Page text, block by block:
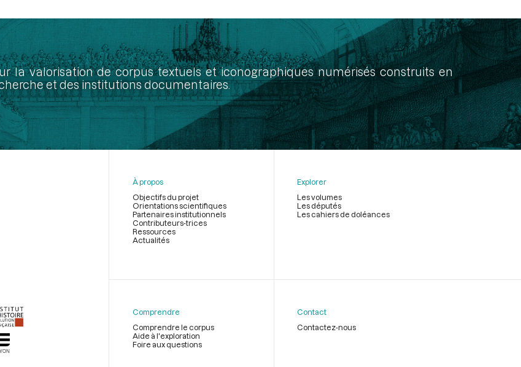
la valorisation de corpus textuels et iconographiques numérisés construits en
et des institutions documentaires.
page
À propos
Objectifs du projet
Orientations scientifiques
Partenaires institutionnels
Contributeurs-trices
Ressources
Actualités
Explorer
Les volumes
Les députés
Les cahiers de doléances
Comprendre
Comprendre le corpus
Aide à l'exploration
Foire aux questions
Contact
Contactez-nous